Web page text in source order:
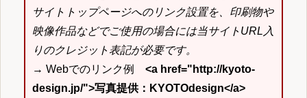
サイトトップページへのリンク設置を、印刷物や
映像作品などでご使用の場合には当サイトURL入
りのクレジット表記が必要です。
→ Webでのリンク例 <a href="http://kyoto-
design.jp/">写真提供：KYOTOdesign</a>